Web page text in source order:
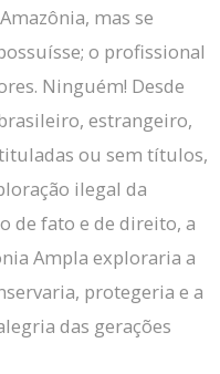
mas se
o profissional
Ninguém! Desde
estrangeiro,
ou sem títulos,
ilegal da
de fato e de direito, a
Ampla exploraria a
protegeria e a
das gerações